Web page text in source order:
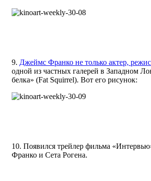
9. Джеймс Франко не только актер,
одной из частных галерей в Западном
белка» (Fat Squirrel). Вот его рисунок:
10. Появился трейлер фильма
Франко и Сета Рогена.